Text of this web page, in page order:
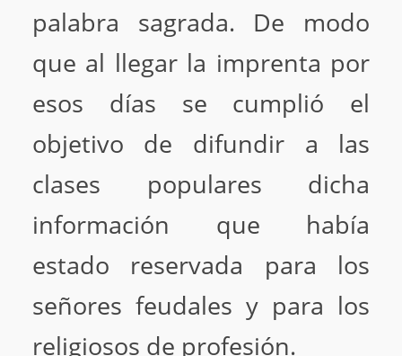
palabra sagrada. De modo
que al llegar la imprenta por
esos días se cumplió el
objetivo de difundir a las
clases populares dicha
información que había
estado reservada para los
señores feudales y para los
religiosos de profesión.